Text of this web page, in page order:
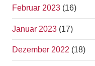
Februar 2023 (16)
Januar 2023 (17)
Dezember 2022 (18)